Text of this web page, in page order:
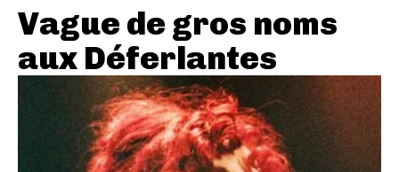
Vague de gros noms
aux Déferlantes